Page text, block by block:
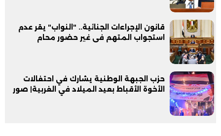
قانون الإجراءات الجنائية.. "النواب" يقر عدم
استجواب المتهم فى غير حضور محام
حزب الجبهة الوطنية يشارك في احتفالات
الأخوة الأقباط بعيد الميلاد في الغربية| صور